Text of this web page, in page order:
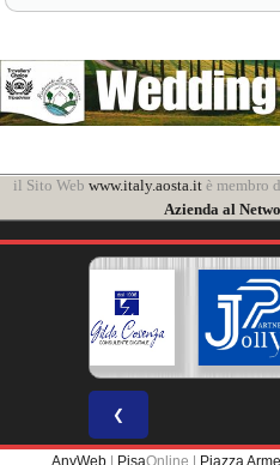
il Sito Web www.italy.aosta.itè membro
Azienda al
❮
AnyWeb PisaOnline | Piazza